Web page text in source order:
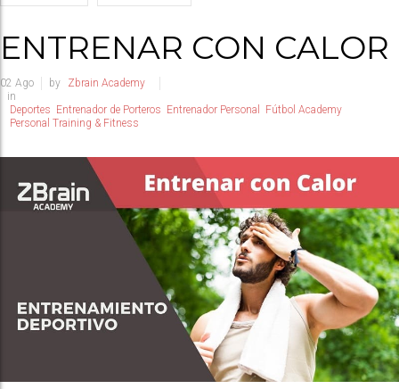
ENTRENAR CON CALOR
02 Ago by
Zbrain Academy
in
Deportes Entrenador de Porteros Entrenador Personal
Fútbol Academy
Personal Training & Fitness